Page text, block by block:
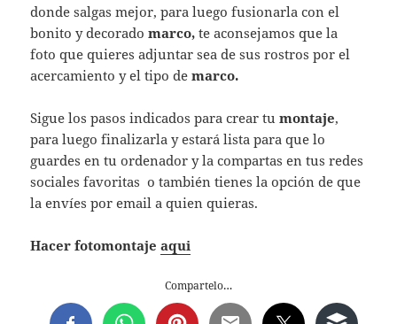
donde salgas mejor, para luego fusionarla con el
bonito y decoradomarco,te aconsejamos que la
foto que quieres adjuntar sea de sus rostros por el
acercamiento y el tipo de marco.
Sigue los pasos indicados para crear tumontaje,
para luego finalizarla y estará lista para que lo
guardes en tu ordenador y la compartas en tus redes
sociales favoritas o también tienes la opción de que
la envíes por email a quien quieras.
Hacer fotomontajeaqui
Compartelo…